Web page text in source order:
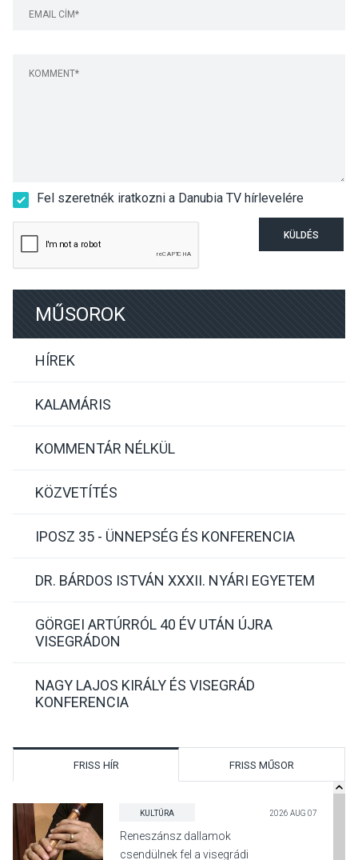
Fel szeretnék iratkozni a Danubia TV hírlevelére
KÜLDÉS
MŰSOROK
HÍREK
KALAMÁRIS
KOMMENTÁR NÉLKÜL
KÖZVETÍTÉS
IPOSZ 35 - ÜNNEPSÉG ÉS KONFERENCIA
DR. BÁRDOS ISTVÁN XXXII. NYÁRI EGYETEM
GÖRGEI ARTÚRRÓL 40 ÉV UTÁN ÚJRA
VISEGRÁDON
NAGY LAJOS KIRÁLY ÉS VISEGRÁD
KONFERENCIA
FRISS HÍR FRISS MŰSOR
KULTÚRA 2026 AUG 07
Reneszánsz dallamok
csendülnek fel a visegrádi